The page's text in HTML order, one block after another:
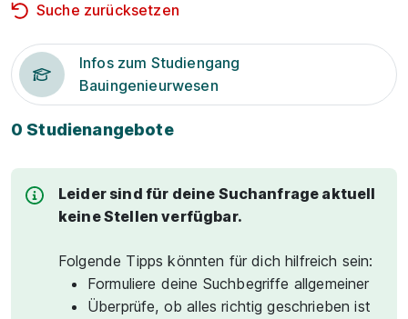
Suche zurücksetzen
Infos zum Studiengang
Bauingenieurwesen
0 Studienangebote
Leider sind für deine Suchanfrage aktuell
keine Stellen verfügbar.
Folgende Tipps könnten für dich hilfreich sein:
Formuliere deine Suchbegriffe allgemeiner
Überprüfe, ob alles richtig geschrieben ist